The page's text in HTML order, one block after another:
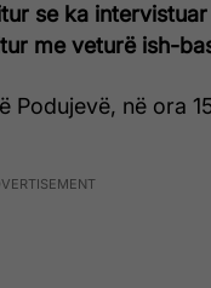
se ka
me veturë ish-
Podujevë, në ora